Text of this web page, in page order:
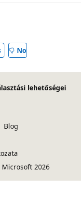
No
lehetőségei
Blog
2026